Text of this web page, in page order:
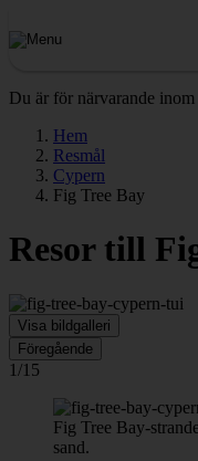
Du är för närvarande inom
Hem
Resmål
Cypern
Fig Tree Bay
Resor till
Visa bildgalleri
Föregående
1/15
Fig Tree Bay-
sand.